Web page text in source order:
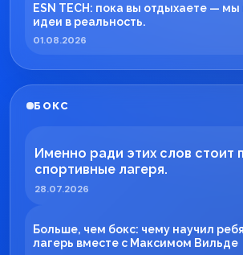
ESN TECH: пока вы отдыхаете —
идеи в реальность.
01.08.2026
БОКС
Именно ради этих слов стоит
спортивные лагеря.
28.07.2026
Больше, чем бокс: чему научил
лагерь вместе с Максимом Вильде